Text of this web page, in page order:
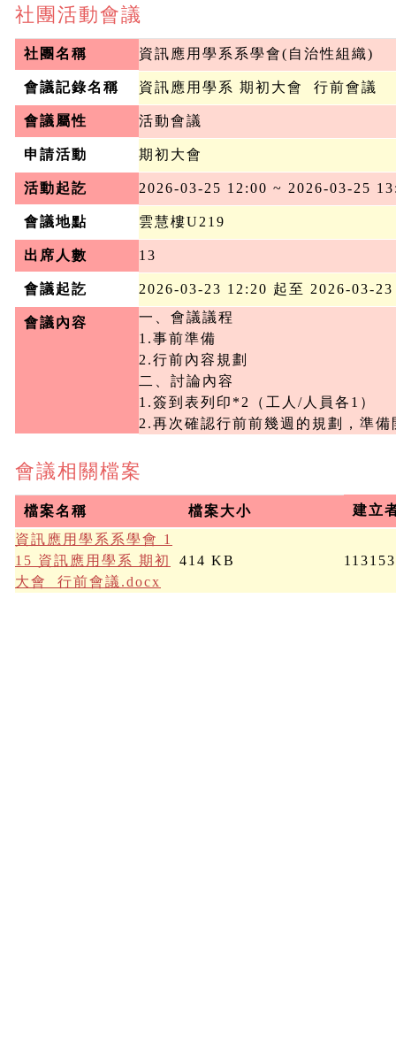
社團活動會議
社團名稱 資訊應用學系系學會(自治性組織)
會議記錄名稱 資訊應用學系 期初大會  行前會議
會議屬性 活動會議
申請活動 期初大會
活動起訖 2026-03-25 12:00 ~ 2026-03-25
會議地點 雲慧樓U219
出席人數 13
會議起訖 2026-03-23 12:20 起至 2026-03-
會議內容
一、會議議程
1.事前準備
2.行前內容規劃
二、討論內容
1.簽到表列印*2（工人/人員各1）
2.再次確認行前前幾週的規劃，準備
會議相關檔案
檔案名稱 檔案大小
建立
資訊應用學系系學會 1
15 資訊應用學系 期初
大會  行前會議.docx
414 KB